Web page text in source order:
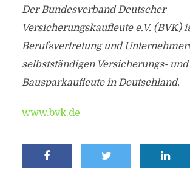
Der Bundesverband Deutscher
Versicherungskaufleute e.V. (BVK)
Berufsvertretung und
selbstständigen Versicherungs- und
Bausparkaufleute in Deutschland.
www.bvk.de